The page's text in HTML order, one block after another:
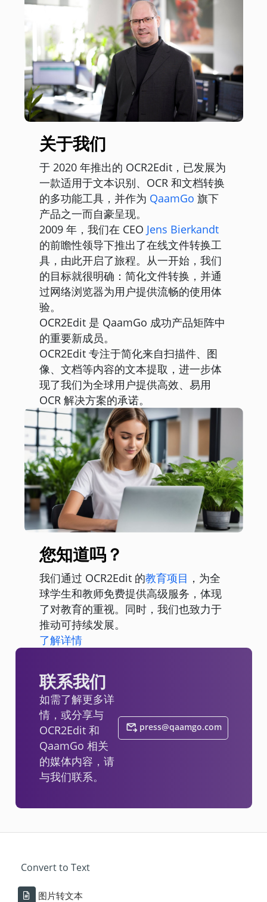
关于我们
于 2020 年推出的 OCR2Edit，已发展为
一款适用于文本识别、OCR 和文档转换
的多功能工具，并作为 QaamGo 旗下
产品之一而自豪呈现。
2009 年，我们在 CEO Jens Bierkandt
的前瞻性领导下推出了在线文件转换工
具，由此开启了旅程。从一开始，我们
的目标就很明确：简化文件转换，并通
过网络浏览器为用户提供流畅的使用体
验。
OCR2Edit 是 QaamGo 成功产品矩阵中
的重要新成员。
OCR2Edit 专注于简化来自扫描件、图
像、文档等内容的文本提取，进一步体
现了我们为全球用户提供高效、易用
OCR 解决方案的承诺。
您知道吗？
我们通过 OCR2Edit 的教育项目 ，为全
球学生和教师免费提供高级服务，体现
了对教育的重视。同时，我们也致力于
推动可持续发展。
了解详情
联系我们
如需了解更多详
情，或分享与
OCR2Edit 和
QaamGo 相关
的媒体内容，请
与我们联系。
press@qaamgo.com
Convert to Text
图片转文本